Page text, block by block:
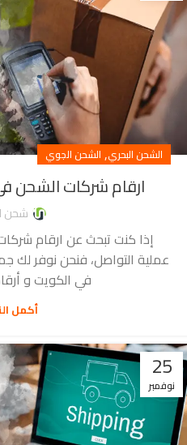
الشحن البحري, الشحن الجوي
ارقام شركات الشحن في
شحن
إذا كنت تبحث عن ارقام
عملية التواصل، فنحن نوفر لك
في الكويت و
أكمل
25
نوفمبر